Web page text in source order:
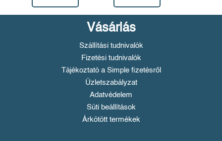
Vásárlás
Szállítási tudnivalók
Fizetési tudnivalók
Tájékoztató a Simple fizetésről
Üzletszabályzat
Adatvédelem
Süti beállítások
Árkötött termékek